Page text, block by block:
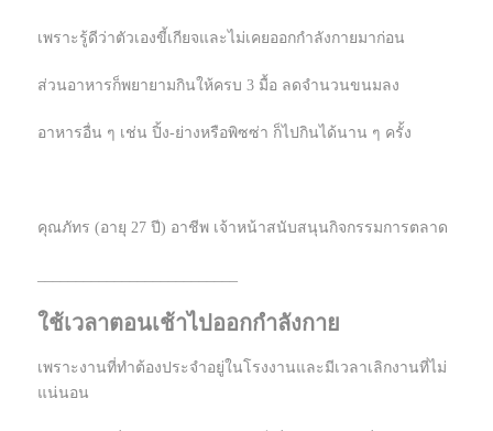
เพราะรู้ดีว่าตัวเองขี้เกียจและไม่เคยออกกำลังกายมาก่อน
ส่วนอาหารก็พยายามกินให้ครบ 3 มื้อ ลดจำนวนขนมลง
อาหารอื่น ๆ เช่น ปิ้ง-ย่างหรือพิซซ่า ก็ไปกินได้นาน ๆ ครั้ง
คุณภัทร (อายุ 27 ปี) อาชีพ เจ้าหน้าสนับสนุนกิจกรรมการตลาด
ใช้เวลาตอนเช้าไปออกกำลังกาย
เพราะงานที่ทำต้องประจำอยู่ในโรงงานและมีเวลาเลิกงานที่ไม่
แน่นอน